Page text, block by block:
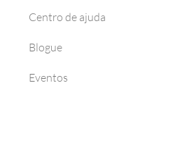
Centro de ajuda
Blogue
Eventos